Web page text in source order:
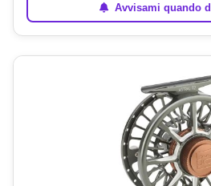
Avvisami quando